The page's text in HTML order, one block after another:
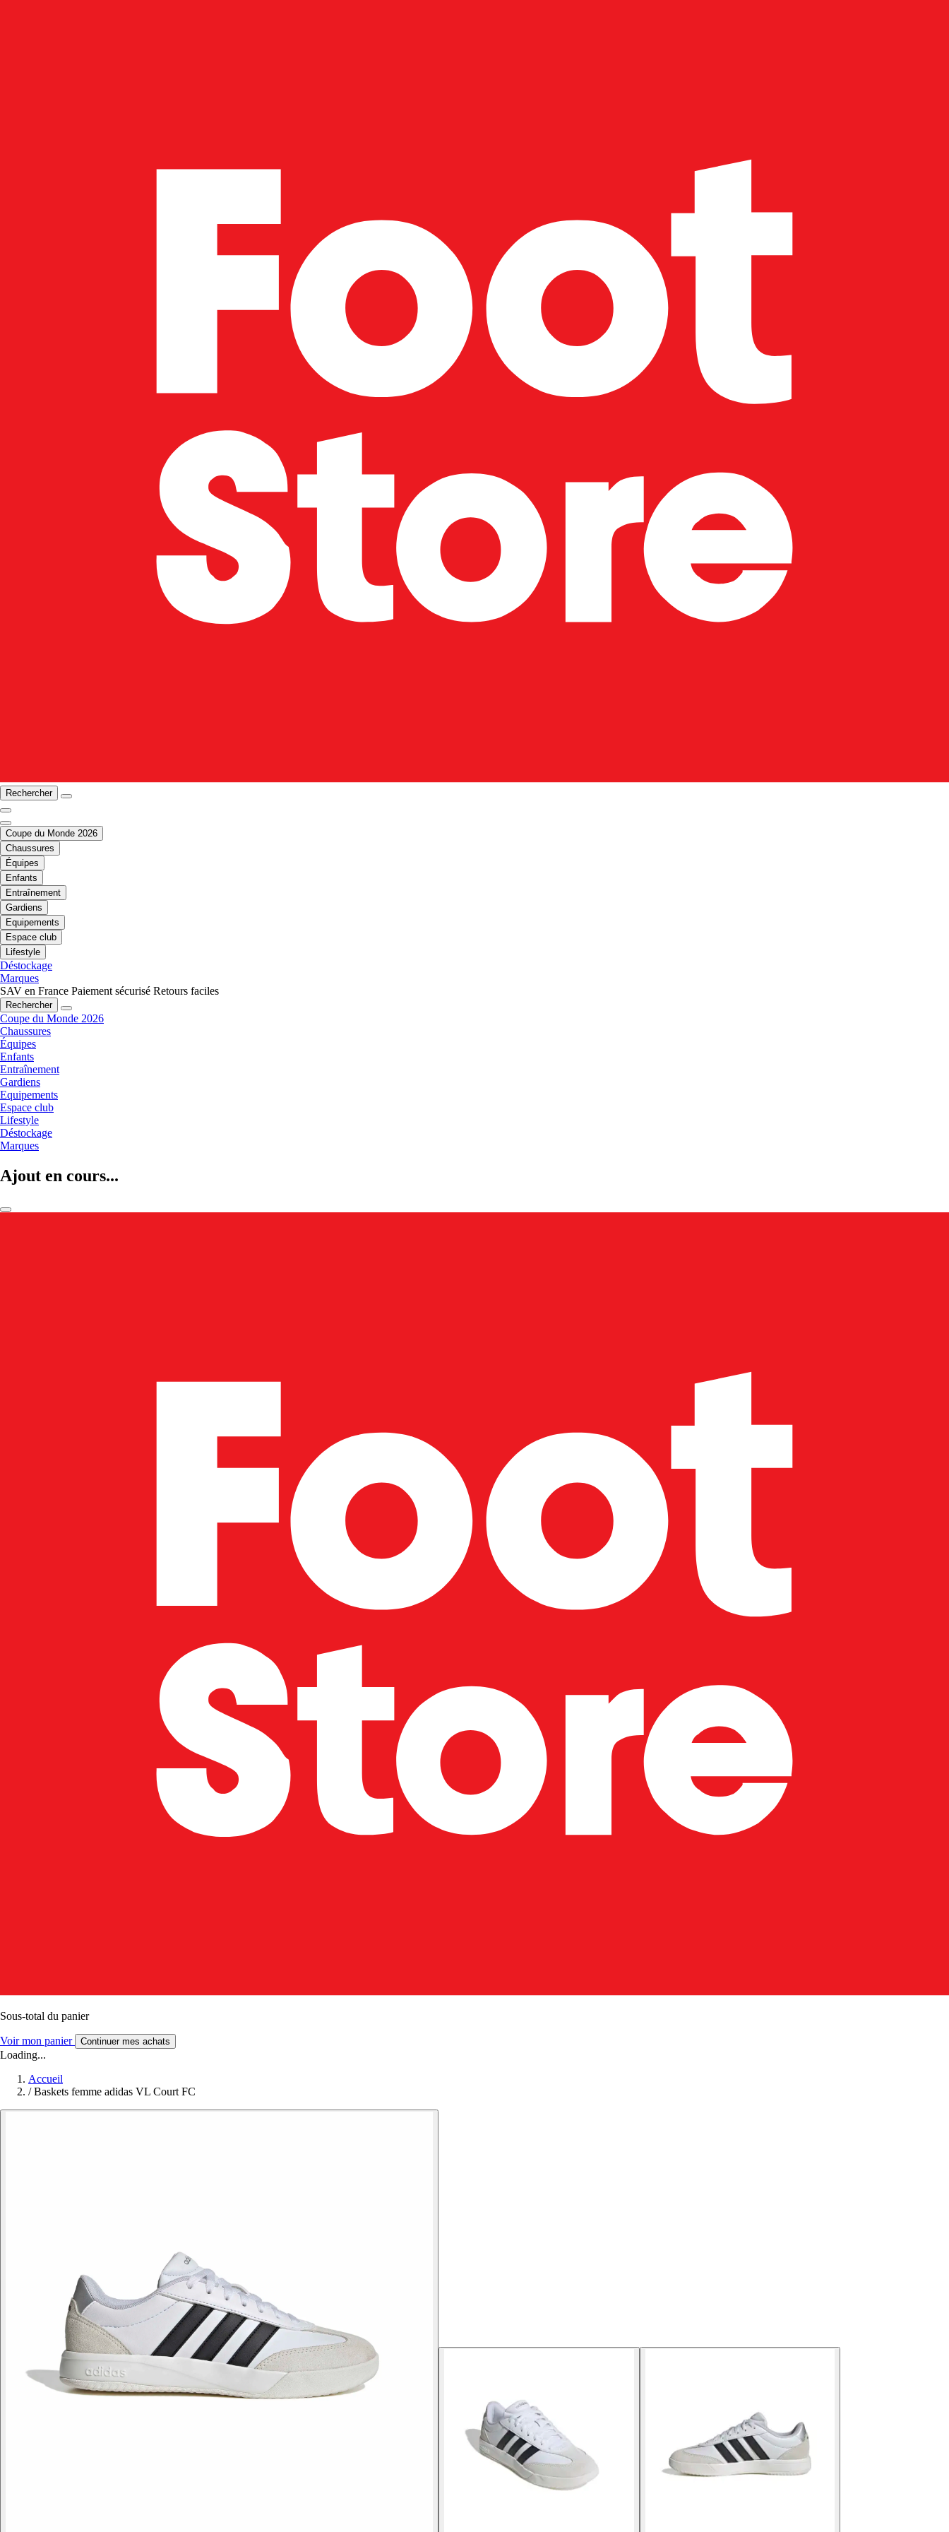
Rechercher
Coupe du Monde 2026
Chaussures
Équipes
Enfants
Entraînement
Gardiens
Equipements
Espace club
Lifestyle
Déstockage
Marques
SAV en France Paiement sécurisé Retours faciles
Rechercher
Coupe du Monde 2026
Chaussures
Équipes
Enfants
Entraînement
Gardiens
Equipements
Espace club
Lifestyle
Déstockage
Marques
Ajout en cours...
Sous-total du panier
Voir mon panier Continuer mes achats
Loading...
Accueil
/ Baskets femme adidas VL Court FC